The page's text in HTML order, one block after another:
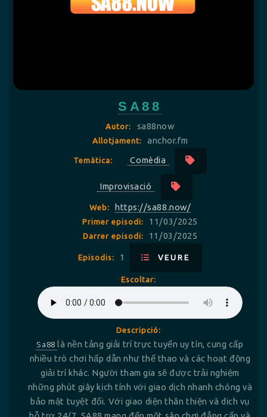
SA88
Autor: sa88now
Allotjament: anchor.fm
Temàtica: Comèdia
Improvisació
Web: https://sa88.now/
Primer episodi: 11/03/2025
Darrer episodi: 11/03/2025
Episodis: 1 VEURE
Escoltar:
Descripció:
Sa88là nền tảng giải trí trực tuyến uy tín, cung cấp
nhiều trò chơi hấp dẫn như thể thao và các hoạt động
giải trí khác. Người tham gia sẽ được trải nghiệm
những phút giây kịch tính với giao dịch nhanh chóng và
bảo mật tuyệt đối. Với giao diện thân thiện và dịch vụ